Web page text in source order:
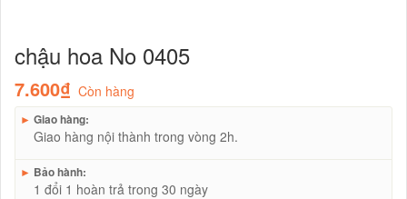
chậu hoa No 0405
7.600₫ Còn hàng
► Giao hàng:
Giao hàng nội thành trong vòng 2h.
► Bảo hành:
1 đổi 1 hoàn trả trong 30 ngày